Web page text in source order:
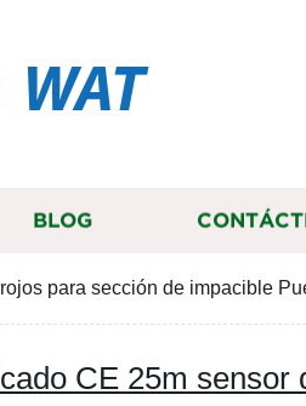
WAT
BLOG
para sección de impacible
CE 25m sensor